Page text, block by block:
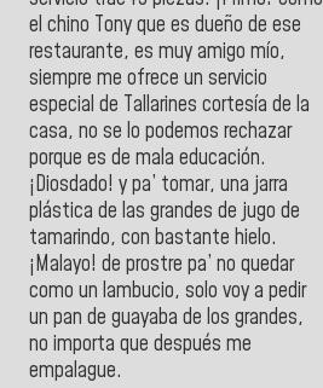
el chino Tony que es dueño de ese
restaurante, es muy amigo mío,
siempre me ofrece un servicio
especial de Tallarines cortesía de la
casa, no se lo podemos rechazar
porque es de mala educación.
¡Diosdado! y pa’ tomar, una jarra
plástica de las grandes de jugo de
tamarindo, con bastante hielo.
¡Malayo! de prostre pa’ no quedar
como un lambucio, solo voy a pedir
un pan de guayaba de los grandes,
no importa que después me
empalague.